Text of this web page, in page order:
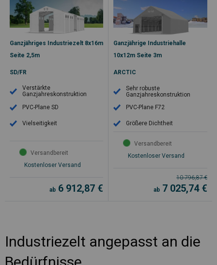
Ganzjähriges Industriezelt 8x16m
Seite 2,5m
SD/FR
Verstärkte
Ganzjahreskonstruktion
PVC-Plane SD
Vielseitigkeit
Versandbereit
Kostenloser Versand
ab 6 912,87 €
Ganzjährige Industriehalle
10x12m Seite 3m
ARCTIC
Sehr robuste
Ganzjahreskonstruktion
PVC-Plane F72
Größere Dichtheit
Versandbereit
Kostenloser Versand
10 796,87€
ab 7 025,74 €
Industriezelt angepasst an die